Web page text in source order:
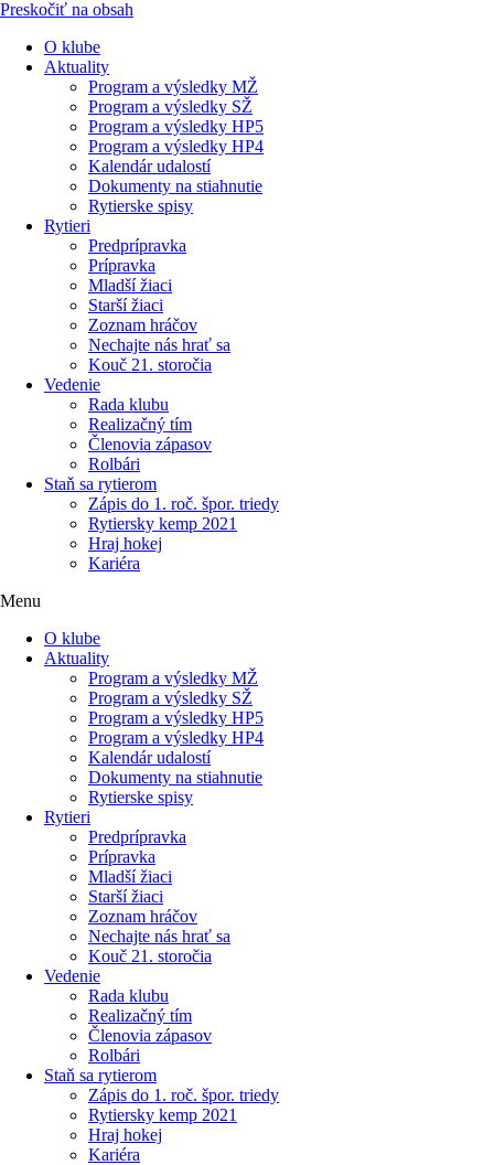
Preskočiť na obsah
O klube
Aktuality
Program a výsledky MŽ
Program a výsledky SŽ
Program a výsledky HP5
Program a výsledky HP4
Kalendár udalostí
Dokumenty na stiahnutie
Rytierske spisy
Rytieri
Predprípravka
Prípravka
Mladší žiaci
Starší žiaci
Zoznam hráčov
Nechajte nás hrať sa
Kouč 21. storočia
Vedenie
Rada klubu
Realizačný tím
Členovia zápasov
Rolbári
Staň sa rytierom
Zápis do 1. roč. špor. triedy
Rytiersky kemp 2021
Hraj hokej
Kariéra
Menu
O klube
Aktuality
Program a výsledky MŽ
Program a výsledky SŽ
Program a výsledky HP5
Program a výsledky HP4
Kalendár udalostí
Dokumenty na stiahnutie
Rytierske spisy
Rytieri
Predprípravka
Prípravka
Mladší žiaci
Starší žiaci
Zoznam hráčov
Nechajte nás hrať sa
Kouč 21. storočia
Vedenie
Rada klubu
Realizačný tím
Členovia zápasov
Rolbári
Staň sa rytierom
Zápis do 1. roč. špor. triedy
Rytiersky kemp 2021
Hraj hokej
Kariéra